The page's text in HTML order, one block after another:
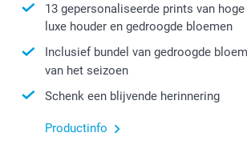
13 gepersonaliseerde prints van
luxe houder en gedroogde bloemen
Inclusief bundel van gedroogde
van het seizoen
Schenk een blijvende herinnering
Productinfo